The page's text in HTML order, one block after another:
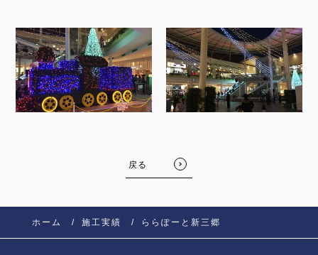
戻る
ホーム 施工実績 ららぽーと新三郷